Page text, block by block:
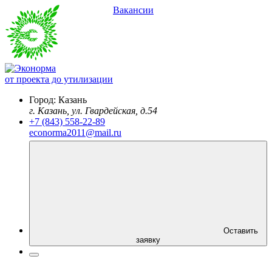
от проекта до утилизации
Вакансии
Город: Казань
г. Казань, ул. Гвардейская, д.54
+7 (843) 558-22-89
econorma2011@mail.ru
заявку